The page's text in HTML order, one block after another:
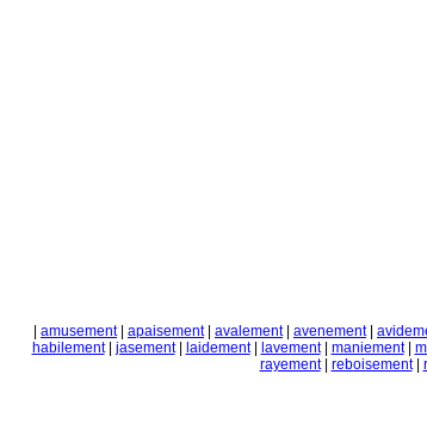
amusement| apaisement| avalement| avenement|
habilement| jasement| laidement| lavement| maniement|
rayement| reboisement|